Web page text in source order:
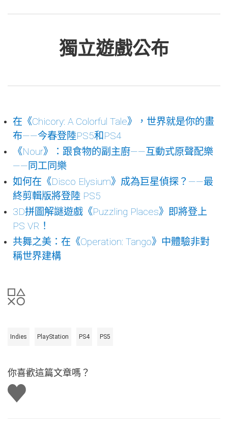
獨立遊戲公布
在《Chicory: A Colorful Tale》，世界就是你的畫
布——今春登陸PS5和PS4
《Nour》：跟食物的副主廚——互動式原聲配樂
——同工同樂
如何在《Disco Elysium》成為巨星偵探？——最
終剪輯版將登陸 PS5
3D拼圖解謎遊戲《Puzzling Places》即將登上
PS VR！
共舞之美：在《Operation: Tango》中體驗非對
稱世界建構
Indies PlayStation PS4 PS5
你喜歡這篇文章嗎？
讚